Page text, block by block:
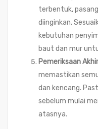
terbentuk,
diinginkan.
kebutuhan
baut dan mur
Pemeriksaan Akhir
memastikan
dan kencang.
sebelum mulai
atasnya.